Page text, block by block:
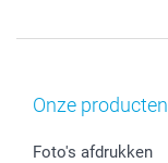
Onze producten
Foto's afdrukken